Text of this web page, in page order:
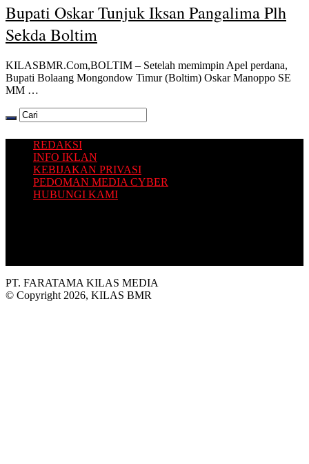
Bupati Oskar Tunjuk Iksan Pangalima Plh
Sekda Boltim
KILASBMR.Com,BOLTIM – Setelah memimpin Apel perdana,
Bupati Bolaang Mongondow Timur (Boltim) Oskar Manoppo SE
MM …
REDAKSI
INFO IKLAN
KEBIJAKAN PRIVASI
PEDOMAN MEDIA CYBER
HUBUNGI KAMI
PT. FARATAMA KILAS MEDIA
© Copyright 2026, KILAS BMR